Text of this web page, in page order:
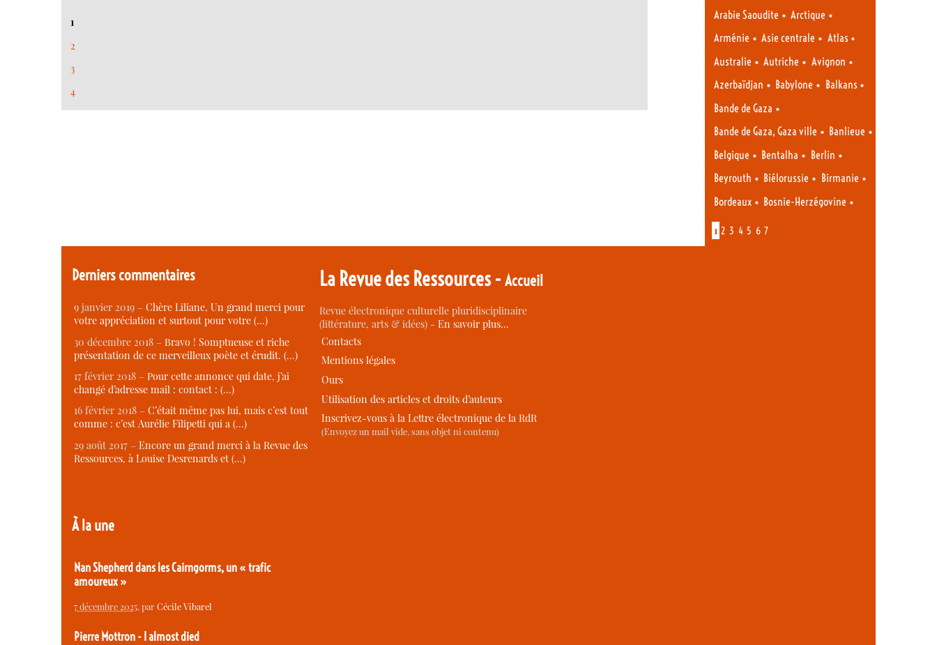
1
2
3
4
Arabie Saoudite • Arctique •
Arménie • Asie centrale • Atlas •
Australie • Autriche • Avignon •
Azerbaïdjan • Babylone • Balkans •
Bande de Gaza •
Bande de Gaza, Gaza ville • Banlieue •
Belgique • Bentalha • Berlin •
Beyrouth • Biélorussie • Birmanie •
Bordeaux • Bosnie-Herzégovine •
1 2 3 4 5 6 7
Derniers commentaires
9 janvier 2019 – Chère Liliane, Un grand merci pour
votre appréciation et surtout pour votre (…)
30 décembre 2018 – Bravo ! Somptueuse et riche
présentation de ce merveilleux poète et érudit. (…)
17 février 2018 – Pour cette annonce qui date, j’ai
changé d’adresse mail : contact : (…)
16 février 2018 – C’était même pas lui, mais c’est tout
comme : c’est Aurélie Filipetti qui a (…)
29 août 2017 – Encore un grand merci à la Revue des
Ressources, à Louise Desrenards et (…)
À la une
Nan Shepherd dans les Cairngorms, un « trafic
amoureux »
7 décembre 2025, parCécile Vibarel
Pierre Mottron - I almost died
La Revue des Ressources -Accueil
Revue électronique culturelle pluridisciplinaire
(littérature, arts & idées) -En savoir plus…
Contacts
Mentions légales
Ours
Utilisation des articles et droits d’auteurs
Inscrivez-vous à la Lettre électronique de la RdR
(Envoyez un mail vide, sans objet ni contenu)